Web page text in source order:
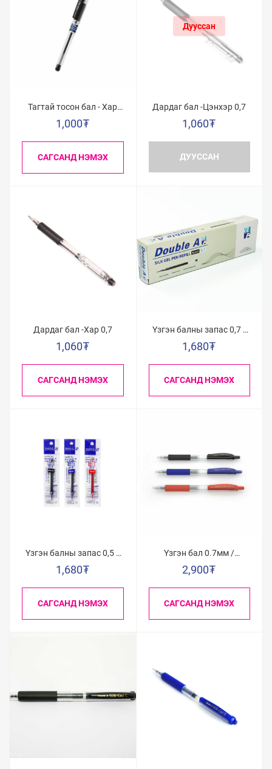
Тагтай тосон бал - Хар
0,7
1,000₮
САГСАНД НЭМЭХ
Дардаг бал -Цэнхэр 0,7
1,060₮
ДУУССАН
Дардаг бал -Хар 0,7
1,060₮
САГСАНД НЭМЭХ
Үзгэн балны запас 0,7 /
Хар/
1,680₮
САГСАНД НЭМЭХ
Үзгэн балны запас 0,5 /
Хар/
1,680₮
САГСАНД НЭМЭХ
Үзгэн бал 0.7мм /
Цэнхэр/
2,900₮
САГСАНД НЭМЭХ